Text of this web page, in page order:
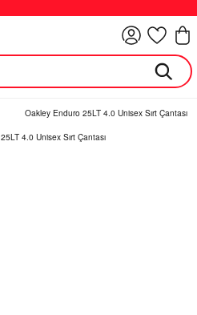
Oakley Enduro 25LT 4.0 Unisex Sırt Çantası